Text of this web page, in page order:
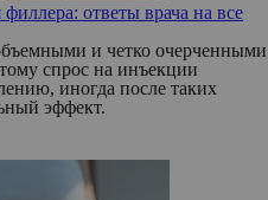
ответы врача на все
и четко очерченными
спрос на инъекции
иногда после таких
эффект.